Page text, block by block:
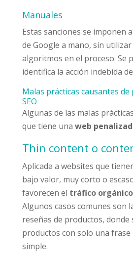
Manuales
Estas sanciones se imponen
de Google a mano, sin
algoritmos en el proceso. Se
identifica la acción indebida
Malas prácticas causantes de
SEO
Algunas de las malas
que tiene una web
Thin content o
Aplicada a websites que
bajo valor, muy corto o
favorecen el tráfico orgánico
Algunos casos comunes son
reseñas de productos, donde
productos con solo una frase
simple.